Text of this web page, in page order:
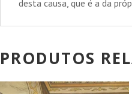
desta causa, que é a da
PRODUTOS